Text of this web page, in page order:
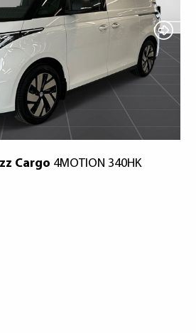
Cargo 4MOTION 340HK